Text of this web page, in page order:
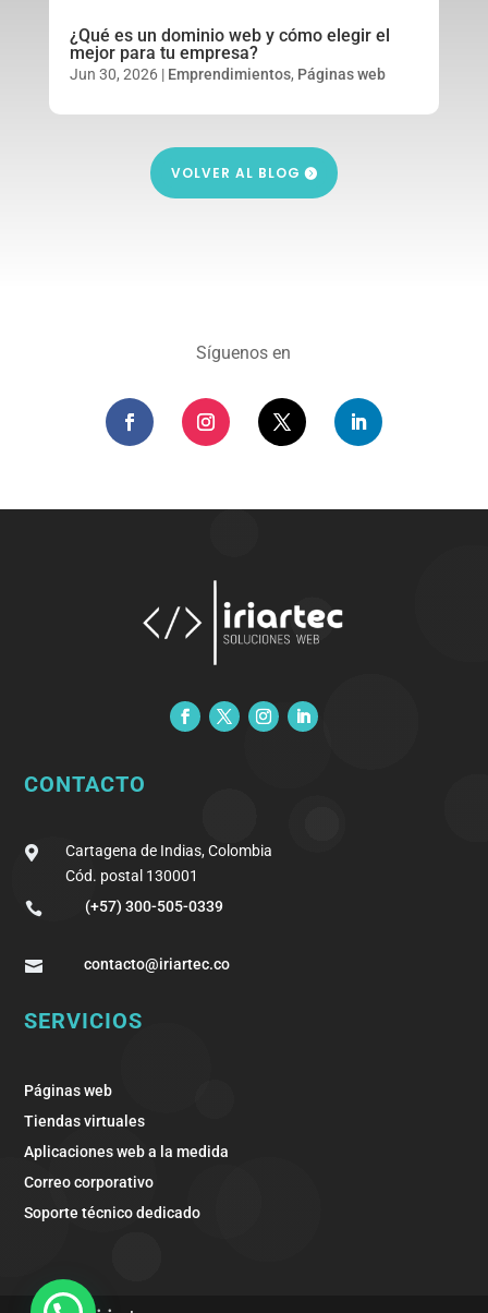
¿Qué es un dominio web y cómo elegir el
mejor para tu empresa?
Jun 30, 2026| Emprendimientos, Páginas web
VOLVER AL BLOG
Síguenos en
CONTACTO

Cartagena de Indias, Colombia
Cód. postal 130001

(+57) 300-505-0339
 contacto@iriartec.co
SERVICIOS
Páginas web
Tiendas virtuales
Aplicaciones web a la medida
Correo corporativo
Soporte técnico dedicado